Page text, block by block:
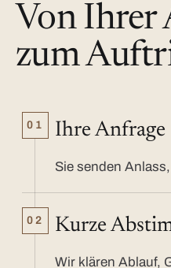
Von Ihrer
zum
01 Ihre Anfrage
Sie senden
02 Kurze
Wir klären Ablauf,